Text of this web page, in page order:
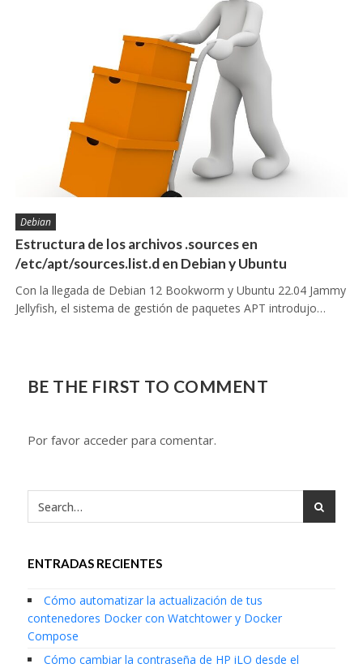
Debian
Estructura de los archivos .sources en
/etc/apt/sources.list.d en Debian y Ubuntu
Con la llegada de Debian 12 Bookworm y Ubuntu 22.04 Jammy
Jellyfish, el sistema de gestión de paquetes APT introdujo…
BE THE FIRST TO COMMENT
Por favor acceder para comentar.
ENTRADAS RECIENTES
Cómo automatizar la actualización de tus
contenedores Docker con Watchtower y Docker
Compose
Cómo cambiar la contraseña de HP iLO desde el